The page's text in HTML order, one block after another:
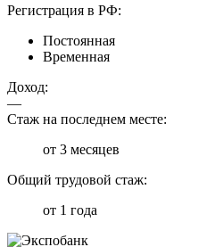
Регистрация в РФ:
Постоянная
Временная
Доход:
—
Стаж на последнем месте:
от 3 месяцев
Общий трудовой стаж:
от 1 года